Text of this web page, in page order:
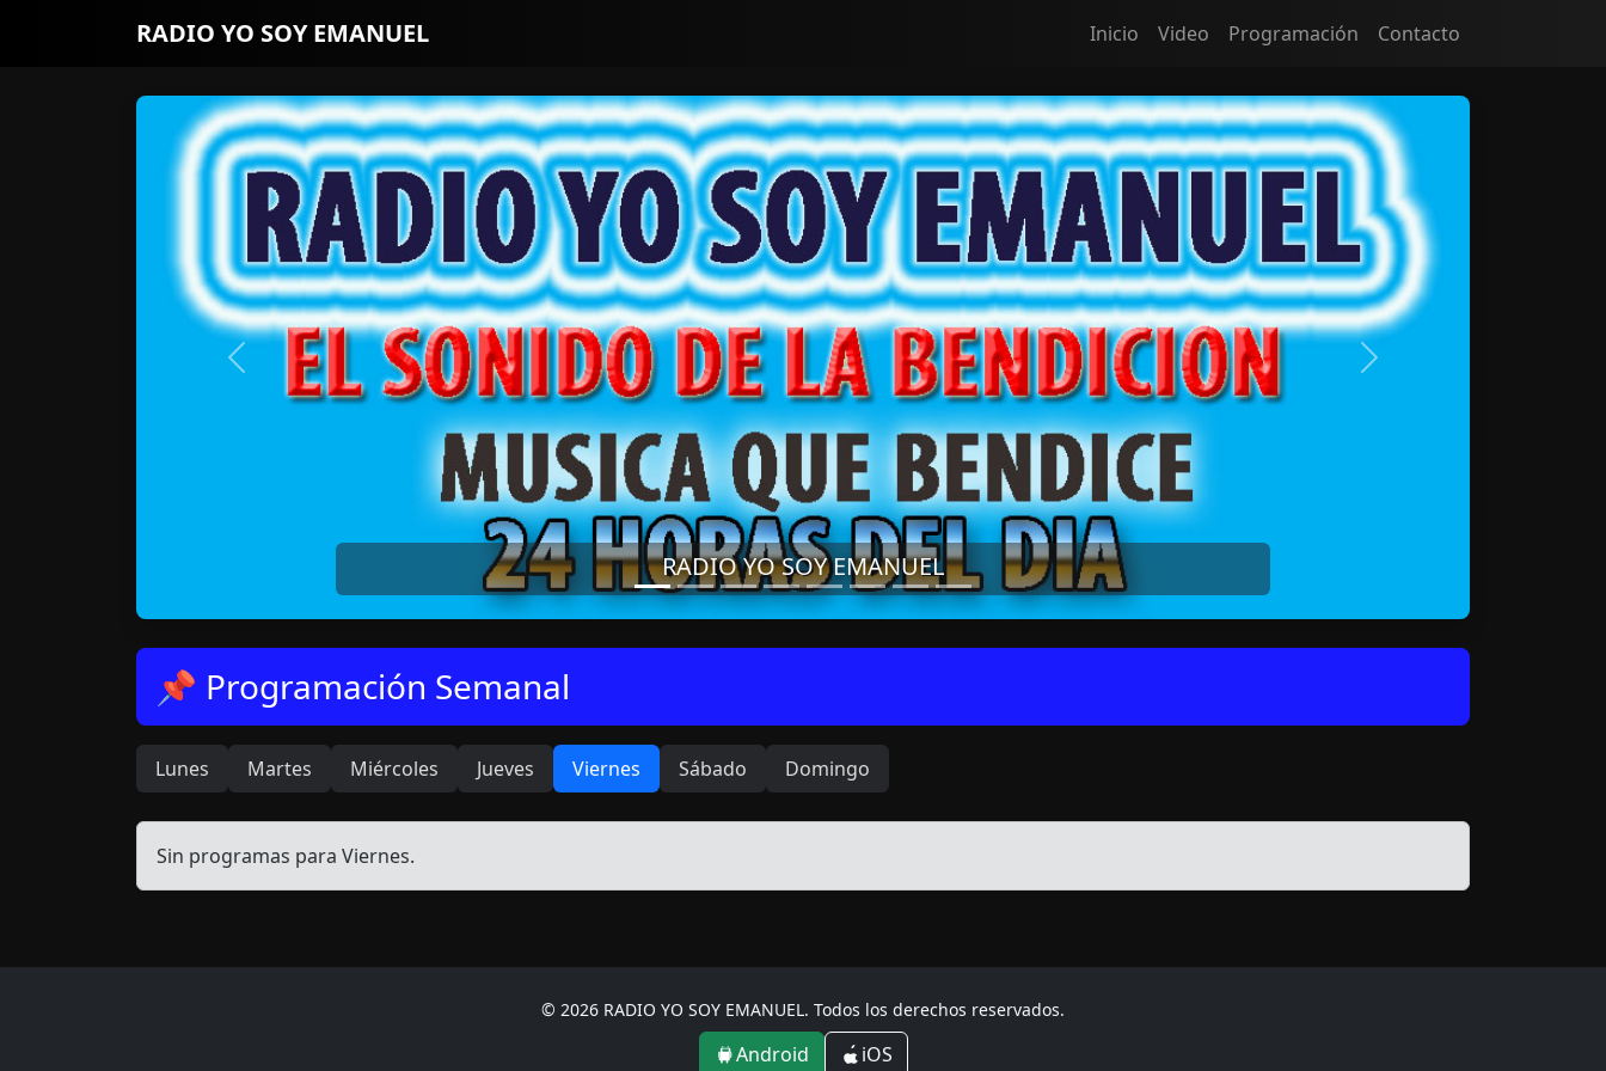
RADIO YO SOY EMANUEL Inicio Video Programación Contacto
RADIO YO SOY EMANUEL
📌 Programación Semanal
Lunes Martes Miércoles Jueves Viernes Sábado Domingo
Sin programas para Viernes.
© 2026 RADIO YO SOY EMANUEL. Todos los derechos reservados.
Android iOS